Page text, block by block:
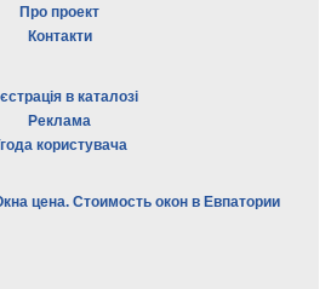
Про проект
Контакти
в каталозі
Реклама
користувача
цена. Стоимость окон в Евпатории